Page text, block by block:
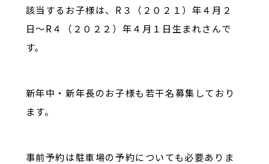
該当するお子様は、R３（２０２１）年４月２
日〜R４（２０２２）年４月１日生まれさんで
す。
新年中・新年長のお子様も若干名募集しており
ます。
事前予約は駐車場の予約についても必要ありま